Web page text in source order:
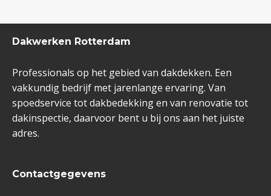
Dakwerken Rotterdam
Professionals op het gebied van dakdekken. Een
vakkundig bedrijf met jarenlange ervaring. Van
spoedservice tot dakbedekking en van renovatie tot
dakinspectie, daarvoor bent u bij ons aan het juiste
adres.
Contactgegevens